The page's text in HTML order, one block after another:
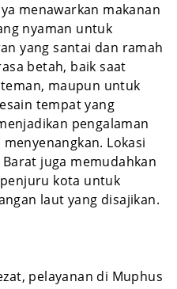
menawarkan makanan
nyaman untuk
yang santai dan ramah
betah, baik saat
maupun untuk
tempat yang
pengalaman
Lokasi
juga memudahkan
kota untuk
laut yang disajikan.
pelayanan di Muphus